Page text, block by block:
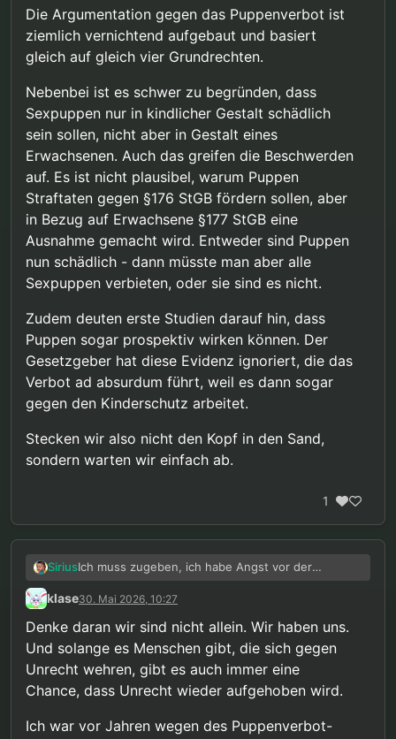
unter anderem das Urteil von
1994 bzgl. Cannabis genannt.
Das Gericht wird auch reichlich
Stellungnahmen aus der
und dort dann sicherlich auch
eher neutrale und ablehnende
Antworten bekommen - ähnlich
wie zum Cannabis-Urteil. Es
gebe kein
Recht auf Rausch , nur
das es hier eben kein “Recht auf
eine Puppe” gebe. Es wird ein
Objekt verboten, nicht die
Masturbation an sich. Der Vorteil
von dieser Nachricht ist das ich
nicht mehr enttäuscht werden
kann.
Die Argumentation gegen das Puppenverbot ist
ziemlich vernichtend aufgebaut und basiert
gleich auf gleich vier Grundrechten.
Nebenbei ist es schwer zu begründen, dass
Sexpuppen nur in kindlicher Gestalt schädlich
sein sollen, nicht aber in Gestalt eines
Erwachsenen. Auch das greifen die Beschwerden
auf. Es ist nicht plausibel, warum Puppen
Straftaten gegen §176 StGB fördern sollen, aber
in Bezug auf Erwachsene §177 StGB eine
Ausnahme gemacht wird. Entweder sind Puppen
nun schädlich - dann müsste man aber alle
Sexpuppen verbieten, oder sie sind es nicht.
Zudem deuten erste Studien darauf hin, dass
Puppen sogar prospektiv wirken können. Der
Gesetzgeber hat diese Evidenz ignoriert, die das
Verbot ad absurdum führt, weil es dann sogar
gegen den Kinderschutz arbeitet.
Stecken wir also nicht den Kopf in den Sand,
sondern warten wir einfach ab.
1
SiriusIch muss zugeben, ich habe Angst vor der
Entscheidung des BVerG. Mich hat damals schon
dietriumphierende Erklärung der CDU
die widerliche Welt des sexuellen Missbrauchs von
Kindern“ geeinigt habe, ziemlich fertig gemacht.
Die Verfassungsbeschwerden haben mir
zumindest etwas darüber hinweg geholfen.
Solange die Beschwerden noch offen sind,
besteht zumindest die Hoffnung, dass das
Unrecht korrigiert wird und sich am Ende alles
Für wahrscheinlich halte ich ein positives Urteil aus
nicht. Und je näher ein Urteil rückt, desto
konkreter wird auch die Option eines negativen
Urteils und des endgültigen Zerbrechens aller
vagen Hoffnungen, dass uns das BVerG den
Rücken gegen Stigmatisierung und Kriminalisierung
stärkt (gut, der Gang zum EuGH wäre noch
möglich, aber wer weiß ob die Beschwerdeführer
Ich weiß ehrlich gesagt nicht, wie ich mit einem
negativen Urteil umgehen sollen würde. Wie kann
man noch in einer Gesellschaft leben, die nur
Verachtung, Abscheu und Hass für uns übrig hat,
uns unsere Grundrechte regelmäßig aufgrund
angeblicher Konflikte mit dem „Kinderschutz“
verwehrt, und in der in der Zukunft nur weitere
klase30. Mai 2026, 10:27
Denke daran wir sind nicht allein. Wir haben uns.
Und solange es Menschen gibt, die sich gegen
Unrecht wehren, gibt es auch immer eine
Chance, dass Unrecht wieder aufgehoben wird.
Ich war vor Jahren wegen des Puppenverbot-